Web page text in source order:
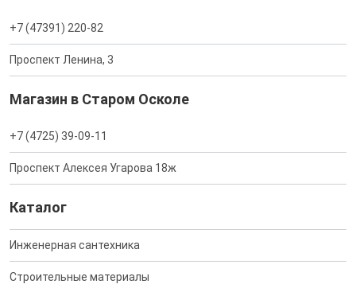
+7 (47391) 220-82
Проспект Ленина, 3
Магазин в Старом Осколе
+7 (4725) 39-09-11
Проспект Алексея Угарова 18ж
Каталог
Инженерная сантехника
Строительные материалы